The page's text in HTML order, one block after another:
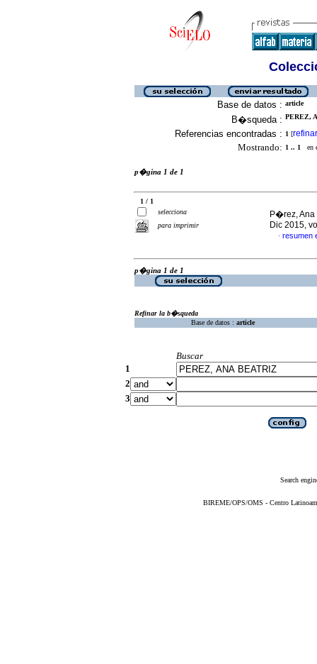
Base de datos : article
B�squeda : PEREZ,
Referencias encontradas : 1 [refinar
Mostrando: 1 .. 1 en
p�gina 1 de 1
1 / 1
selecciona
para imprimir
P�rez,
Dic 2015,
· resumen
p�gina 1 de 1
Refinar la b�squeda
Base de datos : article
Buscar
1
2
3
Search
BIREME/OPS/OMS - Centro